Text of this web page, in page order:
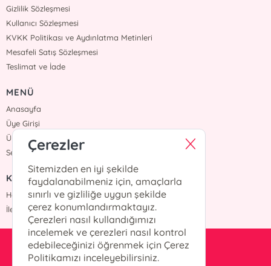
Gizlilik Sözleşmesi
Kullanıcı Sözleşmesi
KVKK Politikası ve Aydınlatma Metinleri
Mesafeli Satış Sözleşmesi
Teslimat ve İade
MENÜ
Anasayfa
Üye Girişi
Üye Ol
Sepetim
KURUMSAL
Hakkımızda
İletişim
kesit@kesityayinlari.com
Çerezler
Sitemizden en iyi şekilde
faydalanabilmeniz için, amaçlarla
sınırlı ve gizliliğe uygun şekilde
çerez konumlandırmaktayız.
Çerezleri nasıl kullandığımızı
incelemek ve çerezleri nasıl kontrol
edebileceğinizi öğrenmek için Çerez
Politikamızı inceleyebilirsiniz.